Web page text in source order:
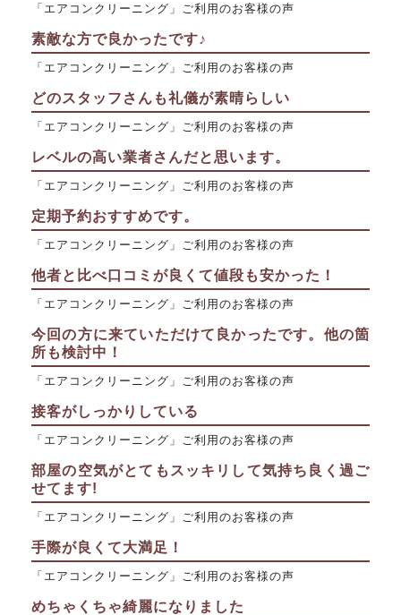
「エアコンクリーニング」ご利用のお客様の声
素敵な方で良かったです♪
「エアコンクリーニング」ご利用のお客様の声
どのスタッフさんも礼儀が素晴らしい
「エアコンクリーニング」ご利用のお客様の声
レベルの高い業者さんだと思います。
「エアコンクリーニング」ご利用のお客様の声
定期予約おすすめです。
「エアコンクリーニング」ご利用のお客様の声
他者と比べ口コミが良くて値段も安かった！
「エアコンクリーニング」ご利用のお客様の声
今回の方に来ていただけて良かったです。他の箇
所も検討中！
「エアコンクリーニング」ご利用のお客様の声
接客がしっかりしている
「エアコンクリーニング」ご利用のお客様の声
部屋の空気がとてもスッキリして気持ち良く過ご
せてます!
「エアコンクリーニング」ご利用のお客様の声
手際が良くて大満足！
「エアコンクリーニング」ご利用のお客様の声
めちゃくちゃ綺麗になりました